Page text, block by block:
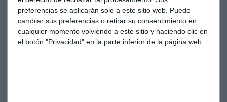
preferencias se aplicarán solo a este sitio web. Puede
cambiar sus preferencias o retirar su consentimiento en
cualquier momento volviendo a este sitio y haciendo clic en
el botón "Privacidad" en la parte inferior de la página web.
Caso FTX, ¿hay políticos de Washington implicados en
el fraude?